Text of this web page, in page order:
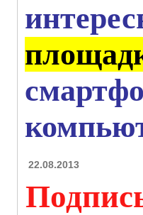
22.08.2013